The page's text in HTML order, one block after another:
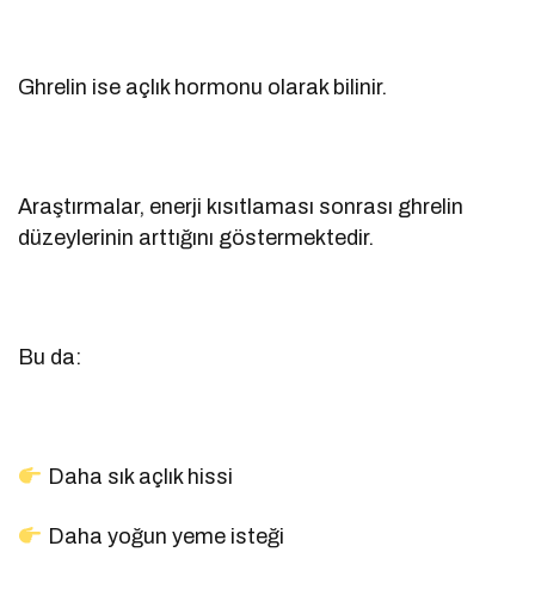
Ghrelin ise açlık hormonu olarak bilinir.
Araştırmalar, enerji kısıtlaması sonrası ghrelin
düzeylerinin arttığını göstermektedir.
Bu da:
Daha sık açlık hissi
Daha yoğun yeme isteği